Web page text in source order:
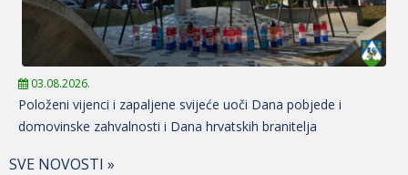
03.08.2026.
Položeni vijenci i zapaljene svijeće uoči Dana pobjede i
domovinske zahvalnosti i Dana hrvatskih branitelja
SVE NOVOSTI »